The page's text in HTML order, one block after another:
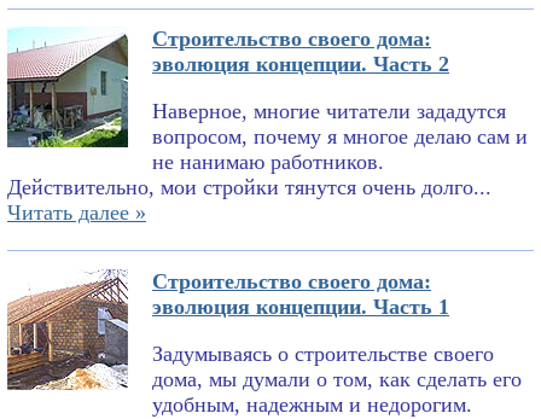
Строительство своего дома:
эволюция концепции. Часть 2
Наверное, многие читатели зададутся
вопросом, почему я многое делаю сам и
не нанимаю работников.
Действительно, мои стройки тянутся очень долго...
Читать далее »
Строительство своего дома:
эволюция концепции. Часть 1
Задумываясь о строительстве своего
дома, мы думали о том, как сделать его
удобным, надежным и недорогим.